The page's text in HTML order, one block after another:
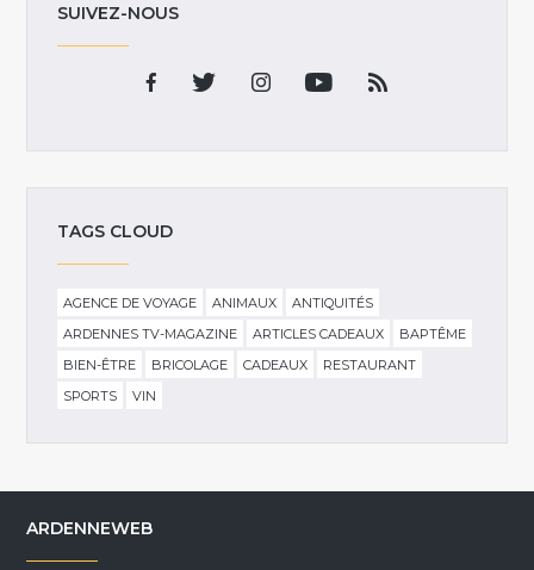
SUIVEZ-NOUS
TAGS CLOUD
AGENCE DE VOYAGE ANIMAUX
ANTIQUITÉS
ARDENNES TV-MAGAZINE
ARTICLES CADEAUX
BAPTÊME
BIEN-ÊTRE
BRICOLAGE CADEAUX
RESTAURANT
SPORTS
VIN
ARDENNEWEB